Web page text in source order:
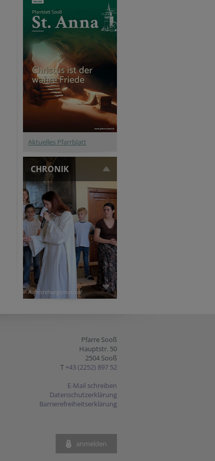
Aktuelles Pfarrblatt
CHRONIK
Auferstehungsmusical
Pfarre Sooß
Hauptstr. 50
2504 Sooß
T +43 (2252) 897 52
E-Mail schreiben
Datenschutzerklärung
Barrierefreiheitserklärung
anmelden